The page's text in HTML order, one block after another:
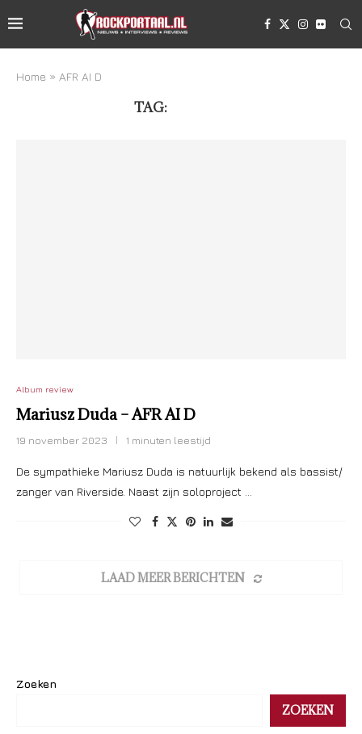
Home » AFR AI D
TAG:
Album review
Mariusz Duda – AFR AI D
19 november 2023 1 minuten leestijd
De sympathieke Mariusz Duda is natuurlijk bekend als bassist/
zanger van Riverside. Naast zijn soloproject …
LAAD MEER BERICHTEN
Zoeken
ZOEKEN